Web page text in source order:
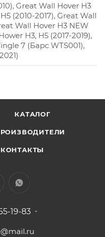
Great Wall Hover H3
(2010-2017), Great Wall
Wall Hover H3 NEW
H3, H5 (2017-2019),
7 (Барс WTS001),
КАТАЛОГ
КОНТАКТЫ
19-83